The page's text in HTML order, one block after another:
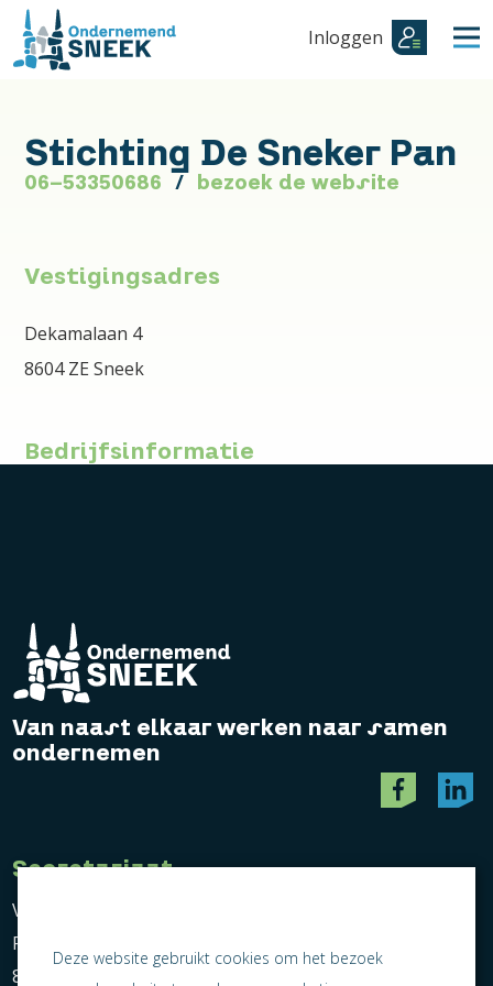
Inloggen
Stichting De Sneker Pan
06-53350686 bezoek de website
Vestigingsadres
Dekamalaan 4
8604 ZE Sneek
Bedrijfsinformatie
Van naast elkaar werken naar samen
ondernemen
Secretariaat
Vereniging Ondernemend Sneek
Postbus 464
8600 AL Sneek
Deze website gebruikt cookies om het bezoek